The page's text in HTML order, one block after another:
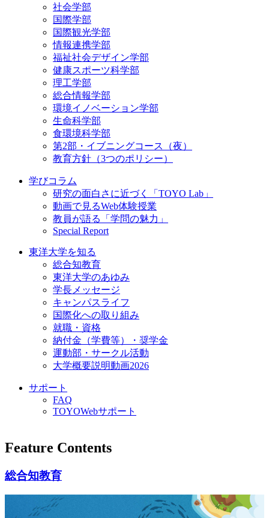
社会学部
国際学部
国際観光学部
情報連携学部
福祉社会デザイン学部
健康スポーツ科学部
理工学部
総合情報学部
環境イノベーション学部
生命科学部
食環境科学部
第2部・イブニングコース（夜）
教育方針（3つのポリシー）
学びコラム
研究の面白さに近づく「TOYO Lab」
動画で見るWeb体験授業
教員が語る「学問の魅力」
Special Report
東洋大学を知る
総合知教育
東洋大学のあゆみ
学長メッセージ
キャンパスライフ
国際化への取り組み
就職・資格
納付金（学費等）・奨学金
運動部・サークル活動
大学概要説明動画2026
サポート
FAQ
TOYOWebサポート
Feature Contents
総合知教育